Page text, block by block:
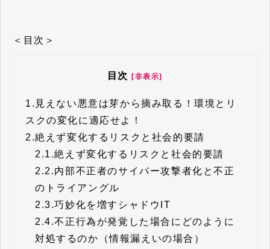
＜目次＞
目次 [非表示]
1. 見えない悪意は芽から摘み取る！環境とリ
スクの変化に適応せよ！
2.絶えず変化するリスクと社会的要請
2.1.絶えず変化するリスクと社会的要請
2.2.内部不正者のサイバー攻撃者化と不正
のトライアングル
2.3.巧妙化を増すシャドウIT
2.4.不正行為が発覚した場合にどのように
対処するのか（情報漏えいの場合）